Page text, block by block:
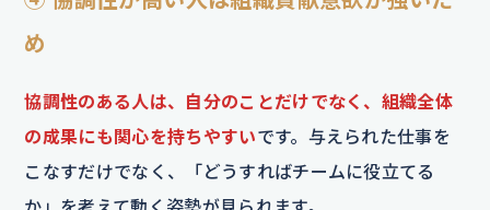
め
協調性のある人は、自分のことだけでなく、組織全体
の成果にも関心を持ちやすいです。与えられた仕事を
こなすだけでなく、「どうすればチームに役立てる